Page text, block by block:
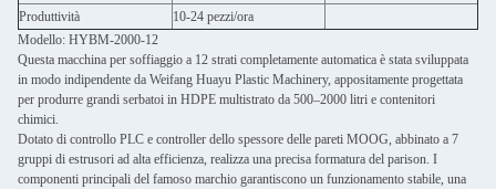
Produttività
10-24 pezzi/ora
Modello: HYBM-2000-12
Questa macchina per soffiaggio a 12 strati completamente automatica è stata sviluppata
in modo indipendente da Weifang Huayu Plastic Machinery, appositamente progettata
per produrre grandi serbatoi in HDPE multistrato da 500–2000 litri e contenitori
chimici.
Dotato di controllo PLC e controller dello spessore delle pareti MOOG, abbinato a 7
gruppi di estrusori ad alta efficienza, realizza una precisa formatura del parison. I
componenti principali del famoso marchio garantiscono un funzionamento stabile, una